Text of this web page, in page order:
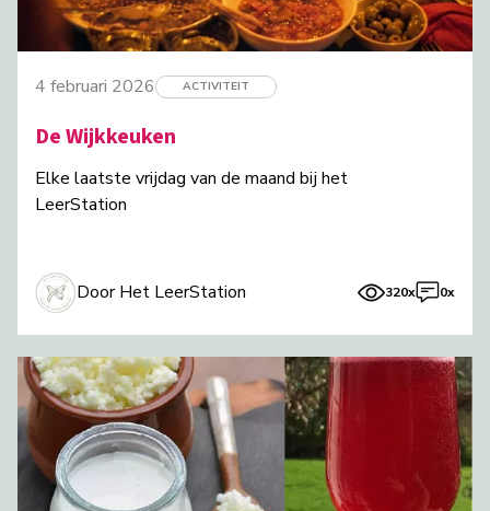
4 februari 2026 ACTIVITEIT
De Wijkkeuken
Elke laatste vrijdag van de maand bij het
LeerStation
Door Het LeerStation 320x 0x